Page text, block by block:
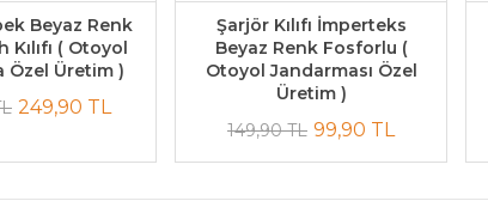
Beyaz Renk
Kılıfı ( Otoyol
Özel Üretim )
249,90 TL
Şarjör Kılıfı İmperteks
Beyaz Renk Fosforlu (
Otoyol Jandarması Özel
Üretim )
149,90 TL 99,90 TL